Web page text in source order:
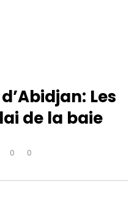
Les
de la baie
0 0